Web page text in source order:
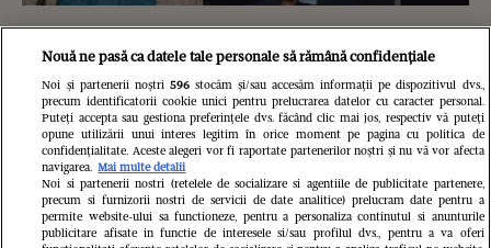
Nepotul lui Mircea Lucescu,
mărturisiri emoționante despre
bunicul său, la trei luni de la moartea
marelui antrenor: „Un om special,
extrem de apropiat de familie”
Nouă ne pasă ca datele tale personale să rămână confidențiale
Noi și partenerii noștri 596stocăm și/sau accesăm informații pe dispozitivul dvs.,
precum identificatorii cookie unici pentru prelucrarea datelor cu caracter personal.
Puteți accepta sau gestiona preferințele dvs. făcând clic mai jos, respectiv vă puteți
opune utilizării unui interes legitim în orice moment pe pagina cu politica de
confidențialitate. Aceste alegeri vor fi raportate partenerilor noștri și nu vă vor afecta
navigarea. Mai multe detalii
Noi si partenerii nostri (retelele de socializare si agentiile de publicitate partenere,
precum si furnizorii nostri de servicii de date analitice) prelucram date pentru a
permite website-ului sa functioneze, pentru a personaliza continutul si anunturile
publicitare afisate in functie de interesele si/sau profilul dvs., pentru a va oferi